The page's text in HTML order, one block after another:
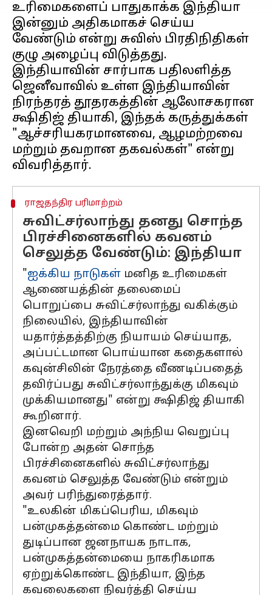
உரிமைகளைப் பாதுகாக்க இந்தியா
இன்னும் அதிகமாகச் செய்ய
வேண்டும் என்று சுவிஸ் பிரதிநிதிகள்
குழு அழைப்பு விடுத்தது.
இந்தியாவின் சார்பாக பதிலளித்த
ஜெனீவாவில் உள்ள இந்தியாவின்
நிரந்தரத் தூதரகத்தின் ஆலோசகரான
க்ஷிதிஜ் தியாகி, இந்தக் கருத்துக்கள்
"ஆச்சரியகரமானவை, ஆழமற்றவை
மற்றும் தவறான தகவல்கள்" என்று
ராஜதந்திர பரிமாற்றம்
சுவிட்சர்லாந்து தனது சொந்த
பிரச்சினைகளில் கவனம்
செலுத்த வேண்டும்: இந்தியா
"ஐக்கிய நாடுகள் மனித உரிமைகள்
ஆணையத்தின் தலைமைப்
பொறுப்பை சுவிட்சர்லாந்து வகிக்கும்
நிலையில், இந்தியாவின்
யதார்த்தத்திற்கு நியாயம் செய்யாத,
அப்பட்டமான பொய்யான கதைகளால்
கவுன்சிலின் நேரத்தை வீணடிப்பதைத்
தவிர்ப்பது சுவிட்சர்லாந்துக்கு மிகவும்
முக்கியமானது" என்று க்ஷிதிஜ் தியாகி
கூறினார்.
இனவெறி மற்றும் அந்நிய வெறுப்பு
போன்ற அதன் சொந்த
பிரச்சினைகளில் சுவிட்சர்லாந்து
கவனம் செலுத்த வேண்டும் என்றும்
அவர் பரிந்துரைத்தார்.
"உலகின் மிகப்பெரிய, மிகவும்
பன்முகத்தன்மை கொண்ட மற்றும்
துடிப்பான ஜனநாயக நாடாக,
பன்முகத்தன்மையை நாகரிகமாக
ஏற்றுக்கொண்ட இந்தியா, இந்த
கவலைகளை நிவர்த்தி செய்ய